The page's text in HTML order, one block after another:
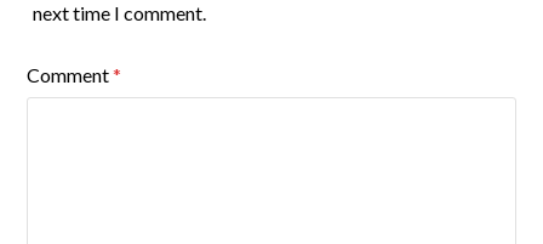
next time I comment.
Comment*